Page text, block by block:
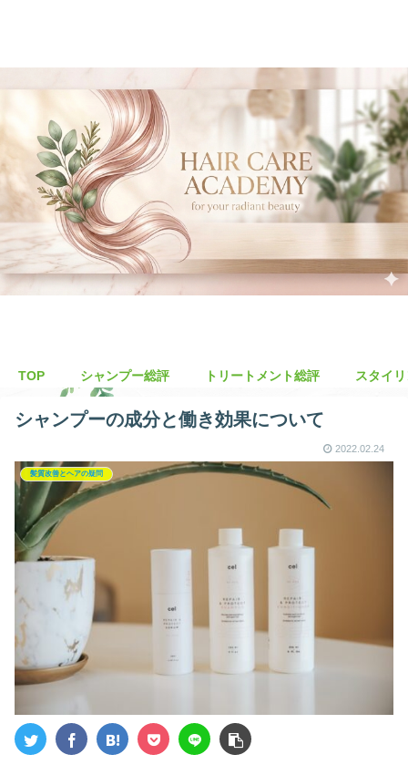
TOP シャンプー総評 トリートメント総評 スタイ
シャンプーの成分と働き効果について
2022.02.24
髪質改善とヘアの疑問